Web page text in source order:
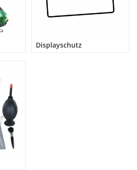
optimal in jedem Fotorucksack zu
Displayschutz